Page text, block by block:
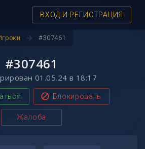
ВХОД И РЕГИСТРАЦИЯ
arrow_forward #307461
#307461
01.05.24 в 18:17
block Блокировать
Жалоба